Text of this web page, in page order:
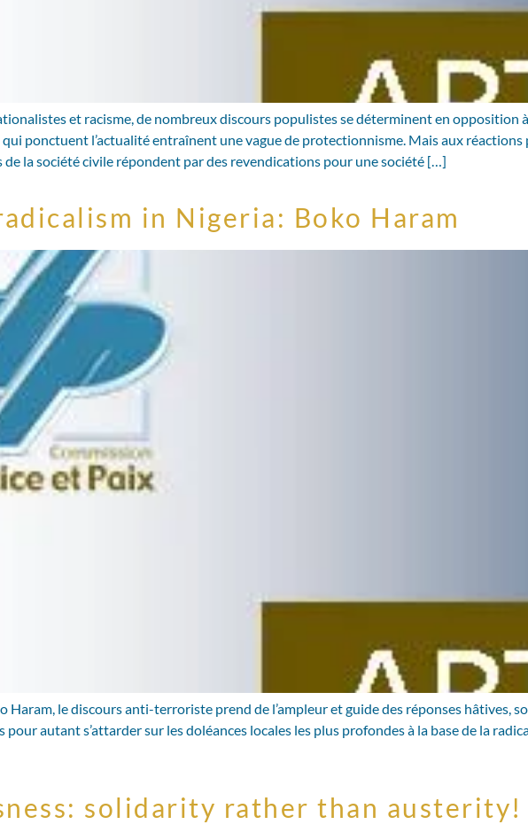
et racisme, de nombreux discours populistes se déterminent en opposition
ponctuent l’actualité entraînent une vague de protectionnisme. Mais aux
la société civile répondent par des revendications pour une société […]
in Nigeria: Boko Haram
Haram, le discours anti-terroriste prend de l’ampleur et guide des réponses hâtives,
pour autant s’attarder sur les doléances locales les plus profondes à la base de la
solidarity rather than austerity!